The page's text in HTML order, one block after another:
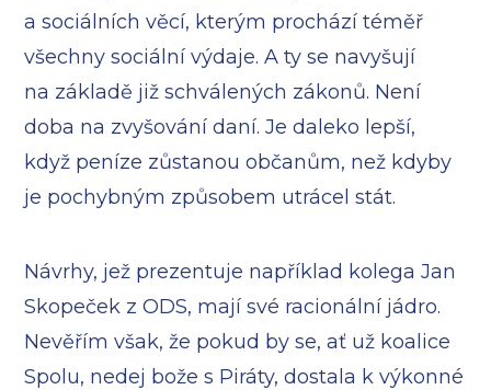
a sociálních věcí, kterým prochází téměř
všechny sociální výdaje. A ty se navyšují
na základě již schválených zákonů. Není
doba na zvyšování daní. Je daleko lepší,
když peníze zůstanou občanům, než kdyby
je pochybným způsobem utrácel stát.
Návrhy, jež prezentuje například kolega Jan
Skopeček z ODS, mají své racionální jádro.
Nevěřím však, že pokud by se, ať už koalice
Spolu, nedej bože s Piráty, dostala k výkonné